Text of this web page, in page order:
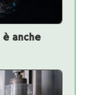
anche